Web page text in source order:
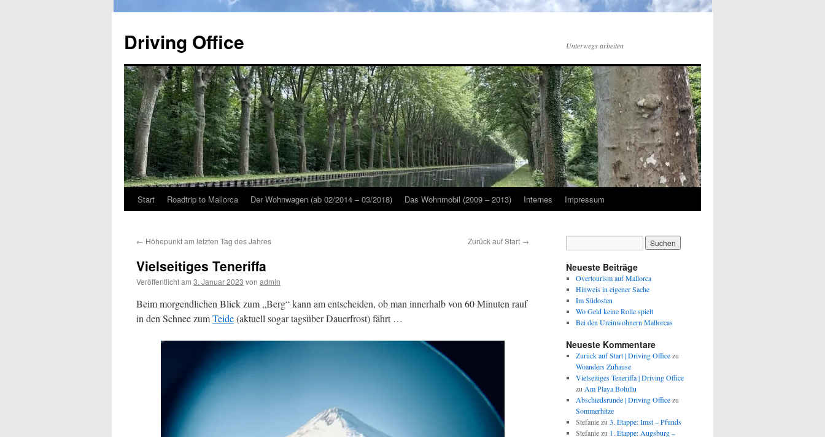
springen
Driving Office Unterwegs arbeiten
Start Roadtrip to Mallorca Der Wohnwagen (ab 02/2014 – 03/2018) Das Wohnmobil (2009 – 2013) Internes Impressum
← Höhepunkt am letzten Tag des Jahres Zurück auf Start →
Vielseitiges Teneriffa
Veröffentlicht am 3. Januar 2023 von admin
Beim morgendlichen Blick zum „Berg“ kann am entscheiden, ob man innerhalb von 60 Minuten rauf
in den Schnee zumTeide(aktuell sogar tagsüber Dauerfrost) fährt …
Neueste Beiträge
Overtourism auf Mallorca
Hinweis in eigener Sache
Im Südosten
Wo Geld keine Rolle spielt
Bei den Ureinwohnern Mallorcas
Neueste Kommentare
Zurück auf Start | Driving Officezu
Woanders Zuhause
Vielseitiges Teneriffa | Driving Office
zu Am Playa Bolullu
Abschiedsrunde | Driving Officezu
Sommerhitze
Stefaniezu 3. Etappe: Imst – Pfunds
Stefaniezu 1. Etappe: Augsburg –